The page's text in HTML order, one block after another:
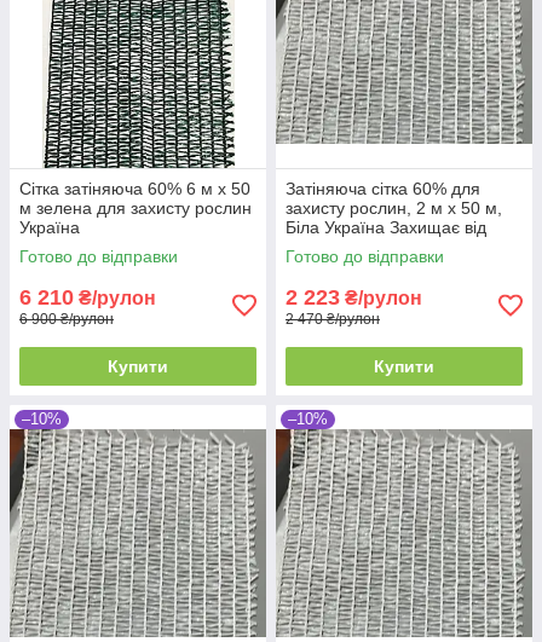
Сітка затіняюча 60% 6 м х 50
м зелена для захисту рослин
Україна
Готово до відправки
6 210 ₴/рулон
6 900 ₴/рулон
Купити
Затіняюча сітка 60% для
захисту рослин, 2 м х 50 м,
Біла Україна Захищає від
вітрів, дощу та граду
Готово до відправки
2 223 ₴/рулон
2 470 ₴/рулон
Купити
–10% –10%